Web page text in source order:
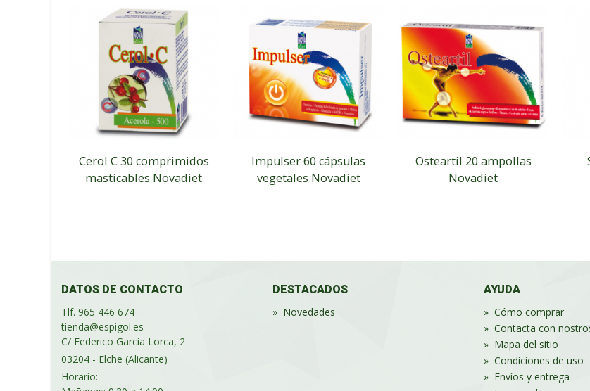
Cerol C 30 comprimidos
masticables Novadiet
Impulser 60 cápsulas
vegetales Novadiet
Osteartil 20 ampollas
Novadiet
DATOS DE CONTACTO
Tlf. 965 446 674
tienda@espigol.es
C/ Federico García Lorca, 2
03204 - Elche (Alicante)
Horario:
DESTACADOS
» Novedades
AYUDA
» Cómo comprar
» Contacta con
» Mapa del sitio
» Condiciones de uso
» Envíos y entrega